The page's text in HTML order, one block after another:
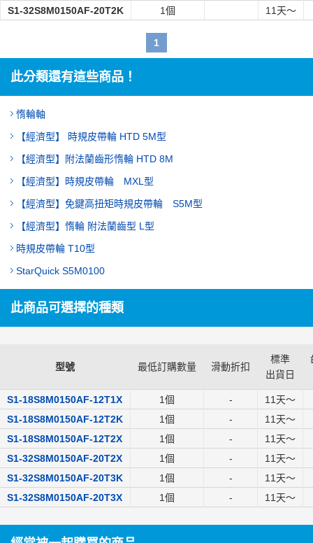
S1-32S8M0150AF-20T2K 1個 11 天～
1
此分類還有這些商品！
惰輪軸
【經濟型】 時規皮帶輪 HTD 5M型
【經濟型】附法蘭齒形惰輪 HTD 8M
【經濟型】時規皮帶輪 MXL型
【經濟型】免鍵高扭矩時規皮帶輪 S5M型
【經濟型】惰輪 附法蘭齒型 L型
時規皮帶輪 T10型
StarQuick S5M0100
此商品可選擇的種類
型號 最低訂購數量 滑動折扣
標準
出貨日
S1-18S8M0150AF-12T1X 1個 - 11 天～
S1-18S8M0150AF-12T2K
1個 - 11 天～
S1-18S8M0150AF-12T2X
1個 - 11 天～
S1-32S8M0150AF-20T2X
1個 - 11 天～
S1-32S8M0150AF-20T3K
1個 - 11 天～
S1-32S8M0150AF-20T3X
1個 - 11 天～